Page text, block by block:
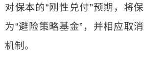
对保本的“刚性兑付”预期，将
为“避险策略基金”，并相应取
机制。